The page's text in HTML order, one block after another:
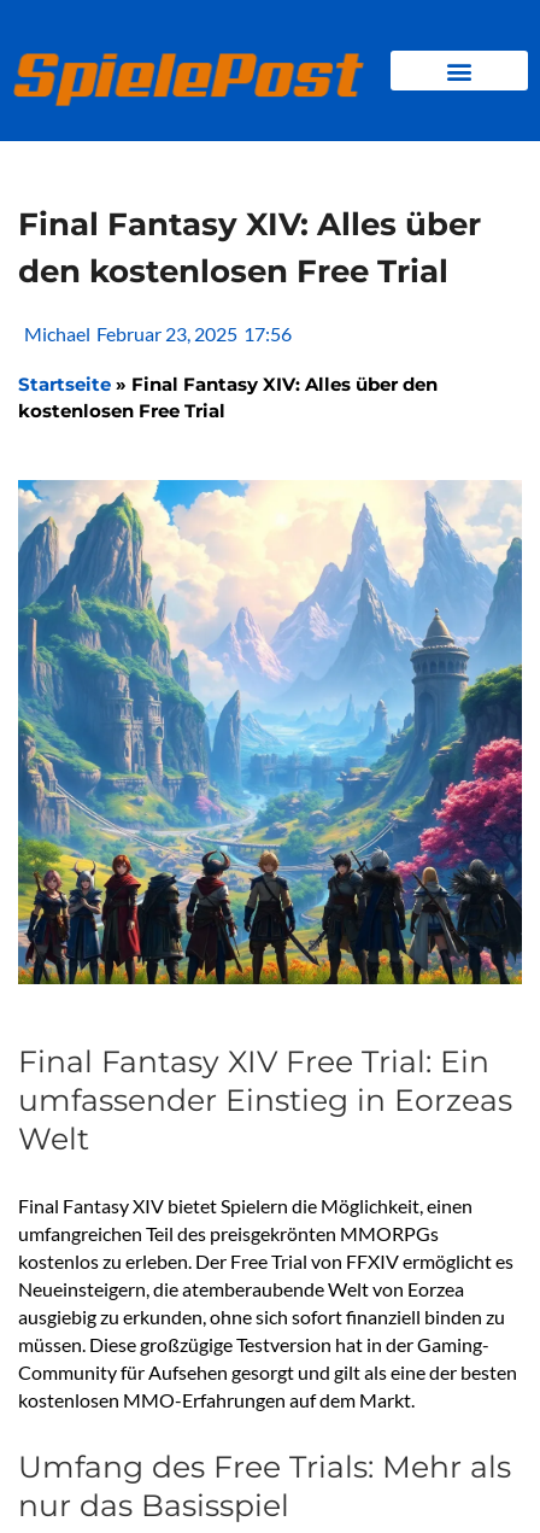
springen
Final Fantasy XIV: Alles über
den kostenlosen Free Trial
Michael Februar 23, 2025 17:56
Startseite » Final Fantasy XIV: Alles über den
kostenlosen Free Trial
Final Fantasy XIV Free Trial: Ein
umfassender Einstieg in Eorzeas
Welt
Final Fantasy XIV bietet Spielern die Möglichkeit, einen
umfangreichen Teil des preisgekrönten MMORPGs
kostenlos zu erleben. Der Free Trial von FFXIV ermöglicht es
Neueinsteigern, die atemberaubende Welt von Eorzea
ausgiebig zu erkunden, ohne sich sofort finanziell binden zu
müssen. Diese großzügige Testversion hat in der Gaming-
Community für Aufsehen gesorgt und gilt als eine der besten
kostenlosen MMO-Erfahrungen auf dem Markt.
Umfang des Free Trials: Mehr als
nur das Basisspiel